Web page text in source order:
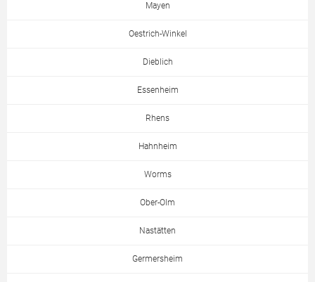
Mayen
Oestrich-Winkel
Dieblich
Essenheim
Rhens
Hahnheim
Worms
Ober-Olm
Nastätten
Germersheim